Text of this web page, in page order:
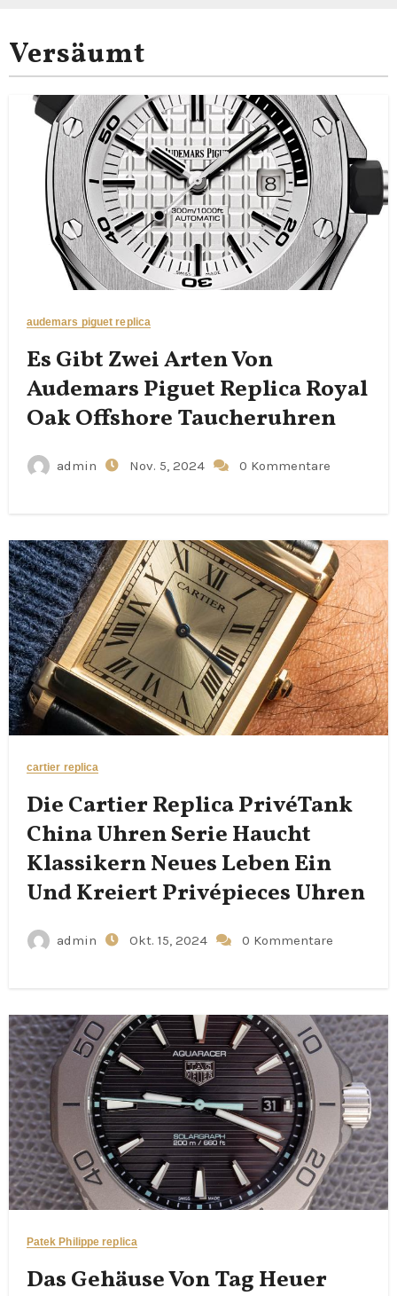
Versäumt
audemars piguet replica
Es Gibt Zwei Arten Von
Audemars Piguet Replica Royal
Oak Offshore Taucheruhren
admin Nov. 5, 2024 0 Kommentare
cartier replica
Die Cartier Replica PrivéTank
China Uhren Serie Haucht
Klassikern Neues Leben Ein
Und Kreiert Privépieces Uhren
admin Okt. 15, 2024 0 Kommentare
Patek Philippe replica
Das Gehäuse Von Tag Heuer